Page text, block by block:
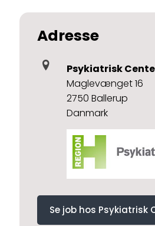
Adresse
Psykiatrisk
Maglevænget 16
2750 Ballerup
Danmark
Se job hos Psykiatrisk